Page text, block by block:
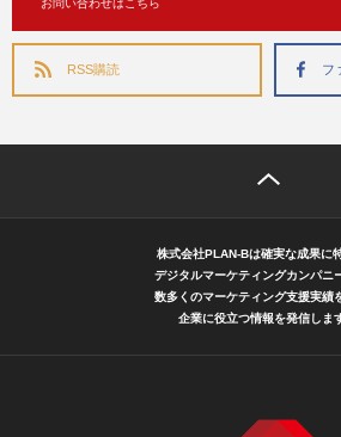
お問い合わせはこちら
RSS購読 フ
株式会社PLAN-Bは確実な成果に
デジタルマーケティングカンパニ
数多くのマーケティング支援実績
企業に役立つ情報を発信しま